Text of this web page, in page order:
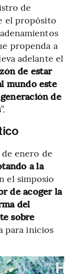
de
el propósito
propenda a
adelante el
de estar
mundo este
de
”.
de enero de
a la
el simposio
de acoger la
del
sobre
para inicios